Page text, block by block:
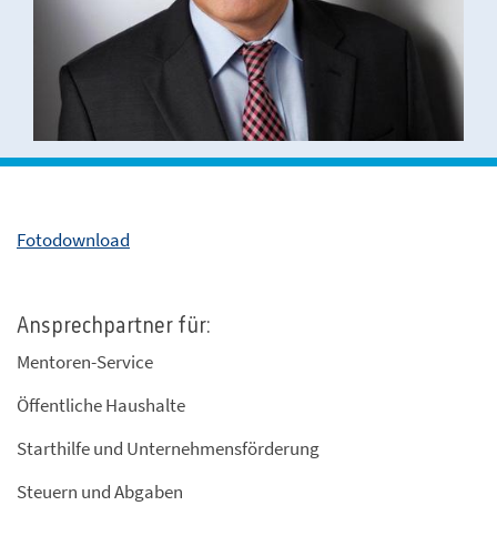
Fotodownload
Ansprechpartner für:
Mentoren-Service
Öffentliche Haushalte
Starthilfe und Unternehmensförderung
Steuern und Abgaben